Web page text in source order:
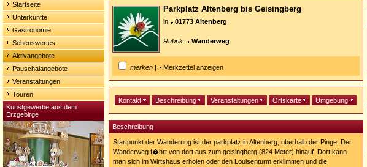
Startseite
Unterkünfte
Gastronomie
Sehenswertes
Aktivangebote
Pauschalangebote
Veranstaltungen
Touren
Kunstgewerbe aus dem
Erzgebirge
Parkplatz Altenberg bis Geisingberg
in 01773 Altenberg
Rubrik: Wanderweg
merken | Merkzettel anzeigen
Kontakt Beschreibung Veranstaltungen Ortskarte Umgebung
Beschreibung
Startpunkt der Wanderung ist der parkplatz in Altenberg, oberhalb der Pinge. Der
Wanderweg f�hrt von dort aus zum geisingberg (824 Meter) hinauf. Dort kann
man sich im Wirtshaus erholen oder den Louisenturm erklimmen und die